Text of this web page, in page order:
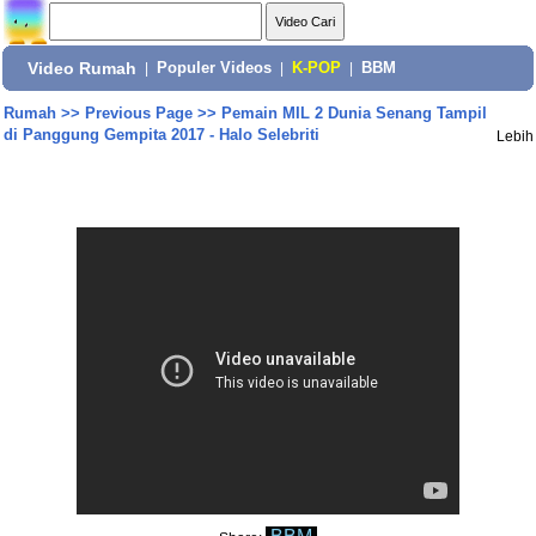
Video Rumah Populer Videos K-POP BBM
Rumah>> Previous Page>> Pemain MIL 2 Dunia Senang Tampil
di Panggung Gempita 2017 - Halo Selebriti
Lebih